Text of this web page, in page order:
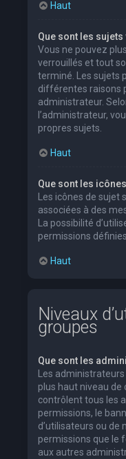
Haut
Que sont les
Vous ne pouvez
verrouillés et tout
terminé. Les sujets
différentes raisons
administrateur.
l’administrateur,
propres sujets.
Haut
Que sont les
Les icônes de
associées à des
La possibilité
permissions
Haut
Niveaux
groupes
Que sont les
Les
plus haut niveau
contrôlent tous les
permissions, le
d’utilisateurs ou de
permissions que le
aux autres